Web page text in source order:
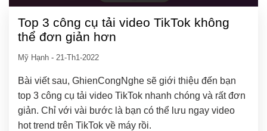
Top 3 công cụ tải video TikTok không
thể đơn giản hơn
Mỹ Hạnh - 21-Th1-2022
Bài viết sau, GhienCongNghe sẽ giới thiệu đến bạn
top 3 công cụ tải video TikTok nhanh chóng và rất đơn
giản. Chỉ với vài bước là bạn có thể lưu ngay video
hot trend trên TikTok về máy rồi.